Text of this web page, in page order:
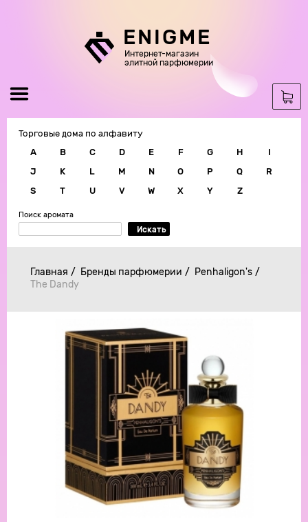
ENIGME
Интернет-магазин
элитной парфюмерии
Торговые дома по алфавиту
A
B C D E F G H
I
J
K L M N O P Q
R
S
T U V W X Y Z
Поиск аромата
Искать
Главная Бренды парфюмерии
Penhaligon's
The Dandy